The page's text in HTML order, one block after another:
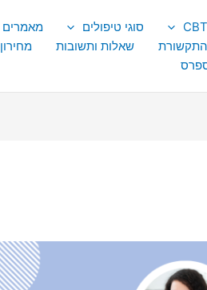
סוגי טיפולים מאמרים
שאלות ותשובות
מחירון